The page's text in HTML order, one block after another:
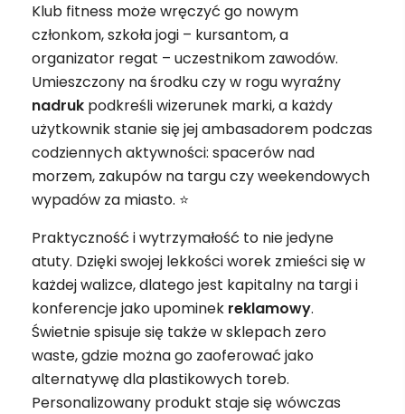
Klub fitness może wręczyć go nowym
członkom, szkoła jogi – kursantom, a
organizator regat – uczestnikom zawodów.
Umieszczony na środku czy w rogu wyraźny
nadruk podkreśli wizerunek marki, a każdy
użytkownik stanie się jej ambasadorem podczas
codziennych aktywności: spacerów nad
morzem, zakupów na targu czy weekendowych
wypadów za miasto. ⭐
Praktyczność i wytrzymałość to nie jedyne
atuty. Dzięki swojej lekkości worek zmieści się w
każdej walizce, dlatego jest kapitalny na targi i
konferencje jako upominek reklamowy.
Świetnie spisuje się także w sklepach zero
waste, gdzie można go zaoferować jako
alternatywę dla plastikowych toreb.
Personalizowany produkt staje się wówczas